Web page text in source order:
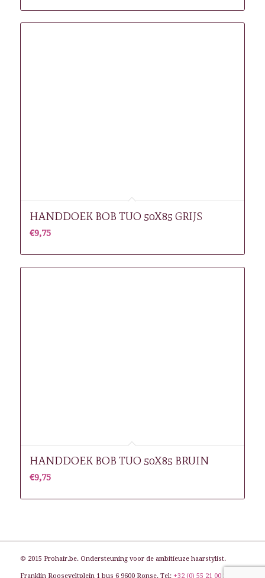
HANDDOEK BOB TUO 50X85 GRIJS
€9,75
HANDDOEK BOB TUO 50X85 BRUIN
€9,75
© 2015 Prohair.be. Ondersteuning voor de ambitieuze haarstylist.
Franklin Rooseveltplein 1 bus 6 9600 Ronse. Tel: +32 (0) 55 21 00 31